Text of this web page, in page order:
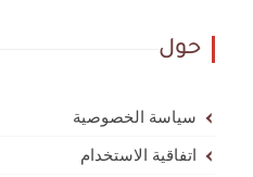
حول
سياسة الخصوصية
اتفاقية الاستخدام